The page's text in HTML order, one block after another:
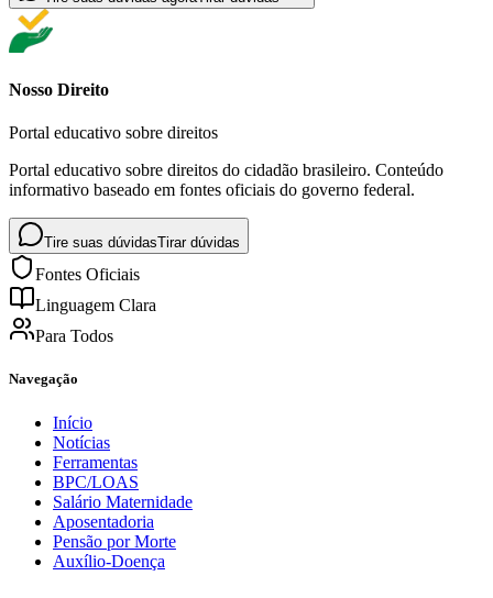
Nosso Direito
Portal educativo sobre direitos
Portal educativo sobre direitos do cidadão brasileiro. Conteúdo
informativo baseado em fontes oficiais do governo federal.
Tire suas dúvidasTirar dúvidas
Fontes Oficiais
Linguagem Clara
Para Todos
Navegação
Início
Notícias
Ferramentas
BPC/LOAS
Salário Maternidade
Aposentadoria
Pensão por Morte
Auxílio-Doença